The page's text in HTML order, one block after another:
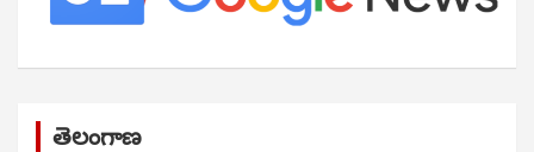
తెలంగాణ